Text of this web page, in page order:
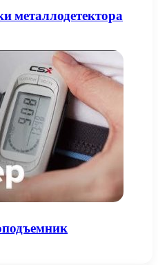
металлодетектора